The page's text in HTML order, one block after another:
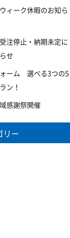
ィーク休暇のお知ら
注停止・納期未定に
せ
ーム 選べる3つの5
ン！
感謝祭開催
リー